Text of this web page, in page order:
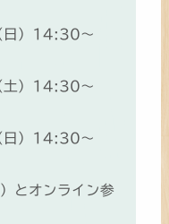
日）14:30～
土）14:30～
日）14:30～
とオンライン参